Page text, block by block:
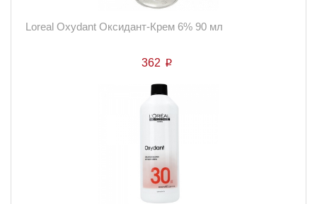
Loreal Oxydant Оксидант-Крем 6% 90 мл
362 p